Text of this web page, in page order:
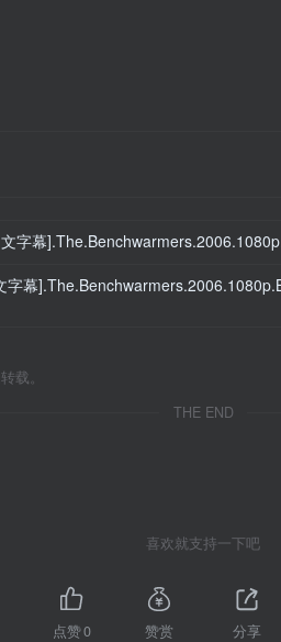
字幕
字幕
载。
THE END
喜欢就支持一下吧
点赞0 赞赏 分享